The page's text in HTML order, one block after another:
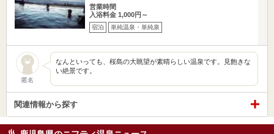
営業時間
入浴料金 1,000円～
宿泊 単純温泉・単純泉
匿名
なんといっても、桜島の大眺望が素晴らしい温泉です。見飽きな
い絶景です。
関連情報から探す